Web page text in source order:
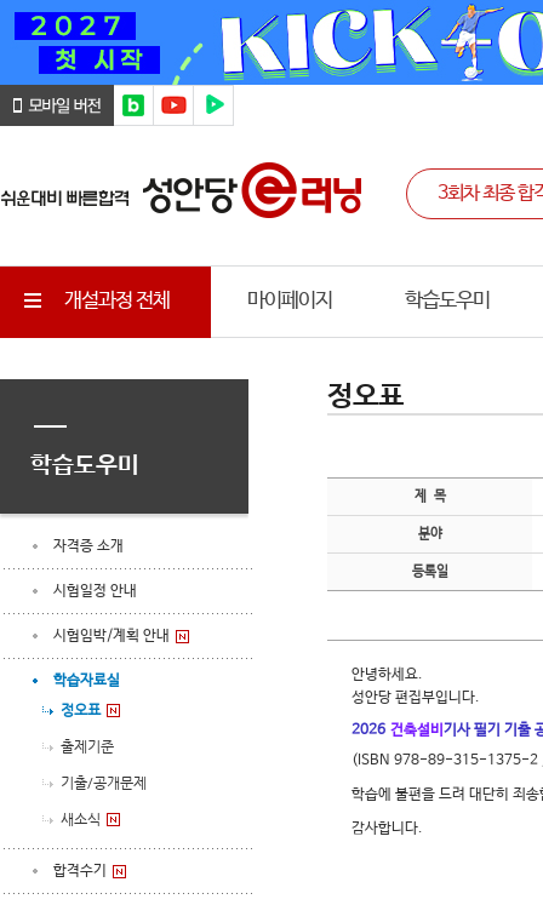
개설과정 전체 마이페이지 학습도우미
학습도우미
자격증 소개
시험일정 안내
시험임박/계획 안내
학습자료실
정오표
출제기준
기출/공개문제
새소식
합격수기
정오표
제 목
분야
등록일
안녕하세요.
성안당 편집부입니다.
2026 건축설비 기사 필기 기출
(ISBN 978-89-315-1375-2
학습에 불편을 드려 대단히 죄
감사합니다.